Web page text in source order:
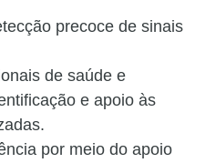
precoce de sinais
de saúde e
e apoio às
por meio do apoio